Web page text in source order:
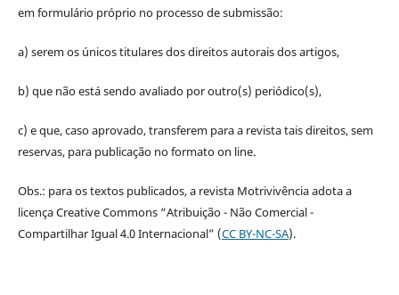
em formulário próprio no processo de submissão:
a) serem os únicos titulares dos direitos autorais dos artigos,
b) que não está sendo avaliado por outro(s) periódico(s),
c) e que, caso aprovado, transferem para a revista tais direitos, sem
reservas, para publicação no formato on line.
Obs.: para os textos publicados, a revista Motrivivência adota a
licença Creative Commons “Atribuição - Não Comercial -
Compartilhar Igual 4.0 Internacional” (CC BY-NC-SA).